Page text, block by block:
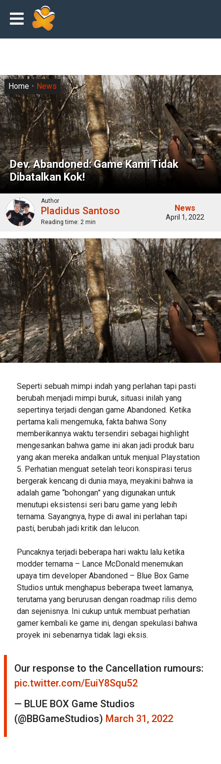
Dev. Abandoned: Game Kami Tidak
Dibatalkan Kok!
Home News
Author
Pladidus Santoso
Reading time: 2 min
News
April 1, 2022
Seperti sebuah mimpi indah yang perlahan tapi pasti
berubah menjadi mimpi buruk, situasi inilah yang
sepertinya terjadi dengan game Abandoned. Ketika
pertama kali mengemuka, fakta bahwa Sony
memberikannya waktu tersendiri sebagai highlight
mengesankan bahwa game ini akan jadi produk baru
yang akan mereka andalkan untuk menjual Playstation
5. Perhatian menguat setelah teori konspirasi terus
bergerak kencang di dunia maya, meyakini bahwa ia
adalah game “bohongan” yang digunakan untuk
menutupi eksistensi seri baru game yang lebih
ternama. Sayangnya, hype di awal ini perlahan tapi
pasti, berubah jadi kritik dan lelucon.
Puncaknya terjadi beberapa hari waktu lalu ketika
modder ternama – Lance McDonald menemukan
upaya tim developer Abandoned – Blue Box Game
Studios untuk menghapus beberapa tweet lamanya,
terutama yang berurusan dengan roadmap rilis demo
dan sejenisnya. Ini cukup untuk membuat perhatian
gamer kembali ke game ini, dengan spekulasi bahwa
proyek ini sebenarnya tidak lagi eksis.
Our response to the Cancellation rumours:
pic.twitter.com/EuiY8Squ52
— BLUE BOX Game Studios
(@BBGameStudios) March 31, 2022